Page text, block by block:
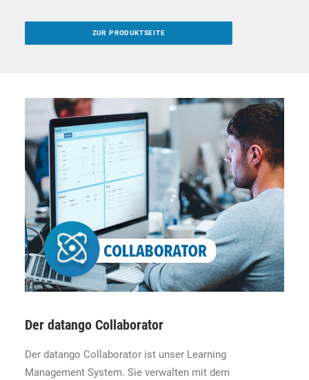
ZUR PRODUKTSEITE
Der datango Collaborator
Der datango Collaborator ist unser Learning
Management System. Sie verwalten mit dem